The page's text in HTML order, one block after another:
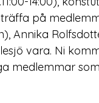
på
Annika
vara. Ni
medlemmar